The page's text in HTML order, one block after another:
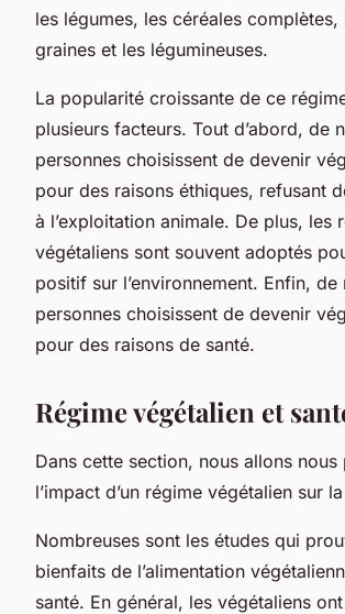
les légumes, les céréales
graines et les légumineuses.
La popularité croissante de ce
plusieurs facteurs. Tout d’abord, de
personnes choisissent de devenir
pour des raisons éthiques, refusant
à l’exploitation animale. De plus, les
végétaliens sont souvent adoptés
positif sur l’environnement. Enfin, de
personnes choisissent de devenir
pour des raisons de santé.
Régime végétalien et
Dans cette section, nous allons nous
l’impact d’un régime végétalien sur
Nombreuses sont les études qui
bienfaits de l’alimentation
santé. En général, les végétaliens